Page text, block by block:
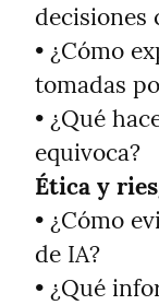
decisiones
• ¿Cómo
tomadas
• ¿Qué
Ética y
• ¿Cómo
de IA?
• ¿Qué